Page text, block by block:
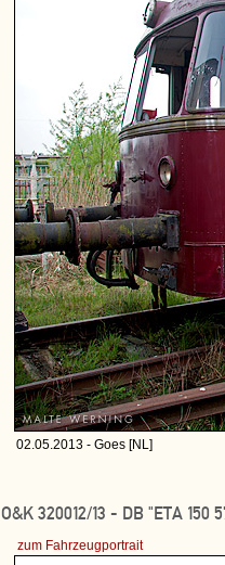
02.05.2013 - Goes [NL]
O&K 320012/13 - DB "ETA 150
zum Fahrzeugportrait